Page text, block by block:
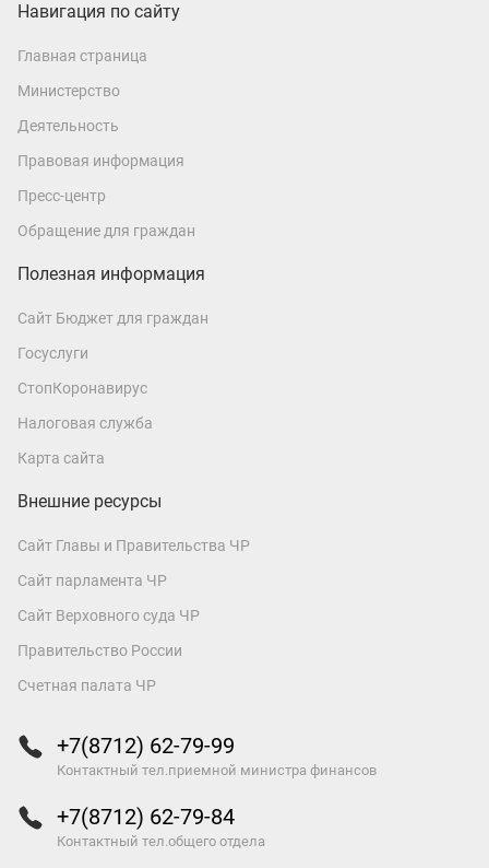
Навигация по сайту
Главная страница
Министерство
Деятельность
Правовая информация
Пресс-центр
Обращение для граждан
Полезная информация
Сайт Бюджет для граждан
Госуслуги
СтопКоронавирус
Налоговая служба
Карта сайта
Внешние ресурсы
Сайт Главы и Правительства ЧР
Сайт парламента ЧР
Сайт Верховного суда ЧР
Правительство России
Счетная палата ЧР
+7(8712) 62-79-99
Контактный тел.приемной министра финансов
+7(8712) 62-79-84
Контактный тел.общего отдела